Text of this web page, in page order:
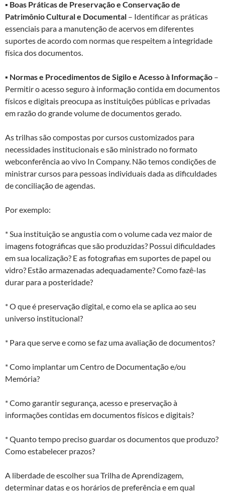
▪ Boas Práticas de Preservação e Conservação de
Patrimônio Cultural e Documental – Identificar as práticas
essenciais para a manutenção de acervos em diferentes
suportes de acordo com normas que respeitem a integridade
física dos documentos.
▪ Normas e Procedimentos de Sigilo e Acesso à Informação –
Permitir o acesso seguro à informação contida em documentos
físicos e digitais preocupa as instituições públicas e privadas
em razão do grande volume de documentos gerado.
As trilhas são compostas por cursos customizados para
necessidades institucionais e são ministrado no formato
webconferência ao vivo In Company. Não temos condições de
ministrar cursos para pessoas individuais dada as dificuldades
de conciliação de agendas.
Por exemplo:
* Sua instituição se angustia com o volume cada vez maior de
imagens fotográficas que são produzidas? Possui dificuldades
em sua localização? E as fotografias em suportes de papel ou
vidro? Estão armazenadas adequadamente? Como fazê-las
durar para a posteridade?
* O que é preservação digital, e como ela se aplica ao seu
universo institucional?
* Para que serve e como se faz uma avaliação de documentos?
* Como implantar um Centro de Documentação e/ou
Memória?
* Como garantir segurança, acesso e preservação à
informações contidas em documentos físicos e digitais?
* Quanto tempo preciso guardar os documentos que produzo?
Como estabelecer prazos?
A liberdade de escolher sua Trilha de Aprendizagem,
determinar datas e os horários de preferência e em qual